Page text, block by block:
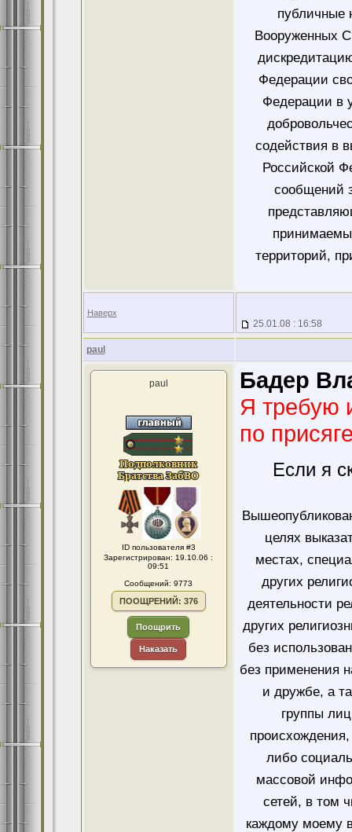
публичные
Вооруженных
Федерации
Федерации в
содействия в
Российской
сообщений
территорий,
Наверх
25.01.08 : 16:58
paul
paul
ID пользователя #3
Зарегистрирован: 19.10.06 :
09:51
Сообщений: 9773
ПООЩРЕНИЙ: 376
Поощрить
Наказать
Бадер
Я требую
по
Если я
целях
местах,
других
деятельности
других
без
без применения
и дружбе, а
группы
либо
массовой
сетей, в том
каждому моему